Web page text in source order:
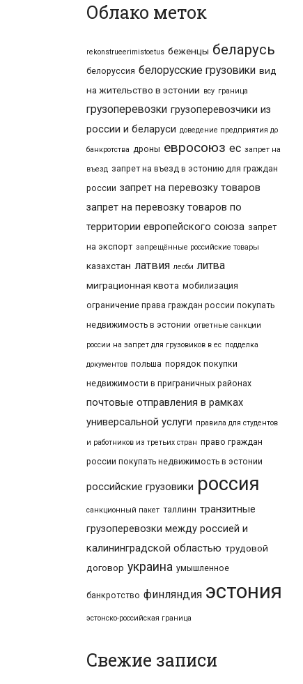
Облако меток
rekonstrueerimistoetus беженцы беларусь
белоруссия белорусские грузовики вид
на жительство в эстонии всу граница
грузоперевозки грузоперевозчики из
россии и беларуси доведение предприятия до
банкротства дроны евросоюз ес запрет на
въезд запрет на въезд в эстонию для граждан
россии запрет на перевозку товаров
запрет на перевозку товаров по
территории европейского союза запрет
на экспорт запрещённые российские товары
казахстан латвия лесби литва
миграционная квота мобилизация
ограничение права граждан россии покупать
недвижимость в эстонии ответные санкции
россии на запрет для грузовиков в ес подделка
документов польша порядок покупки
недвижимости в приграничных районах
почтовые отправления в рамках
универсальной услуги правила для студентов
и работников из третьих стран право граждан
россии покупать недвижимость в эстонии
российские грузовики россия
санкционный пакет таллинн транзитные
грузоперевозки между россией и
калининградской областью трудовой
договор украина умышленное
банкротство финляндия эстония
эстонско-российская граница
Свежие записи